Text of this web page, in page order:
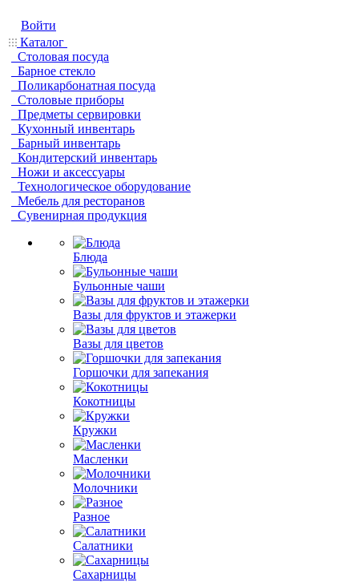
Войти
Каталог
Столовая посуда
Барное стекло
Поликарбонатная посуда
Столовые приборы
Предметы сервировки
Кухонный инвентарь
Барный инвентарь
Кондитерский инвентарь
Ножи и аксессуары
Технологическое оборудование
Мебель для ресторанов
Сувенирная продукция
Блюда
Бульонные чаши
Вазы для фруктов и этажерки
Вазы для цветов
Горшочки для запекания
Кокотницы
Кружки
Масленки
Молочники
Разное
Салатники
Сахарницы